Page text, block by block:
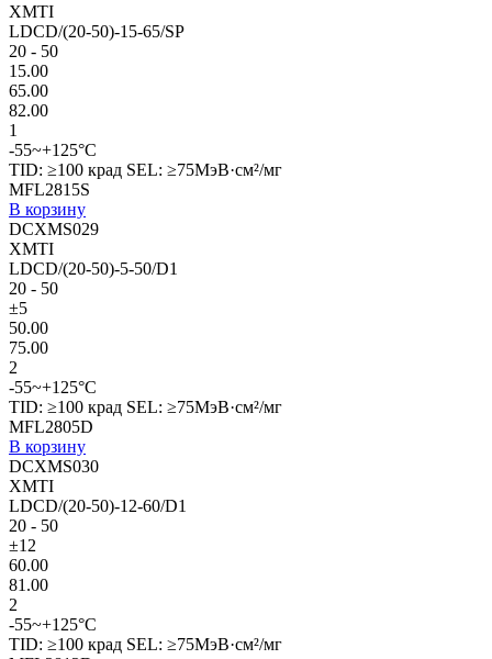
XMTI
LDCD/(20-50)-15-65/SP
20 - 50
15.00
65.00
82.00
1
-55~+125°C
TID: ≥100 крад SEL: ≥75МэВ·см²/мг
MFL2815S
В корзину
DCXMS029
XMTI
LDCD/(20-50)-5-50/D1
20 - 50
±5
50.00
75.00
2
-55~+125°C
TID: ≥100 крад SEL: ≥75МэВ·см²/мг
MFL2805D
В корзину
DCXMS030
XMTI
LDCD/(20-50)-12-60/D1
20 - 50
±12
60.00
81.00
2
-55~+125°C
TID: ≥100 крад SEL: ≥75МэВ·см²/мг